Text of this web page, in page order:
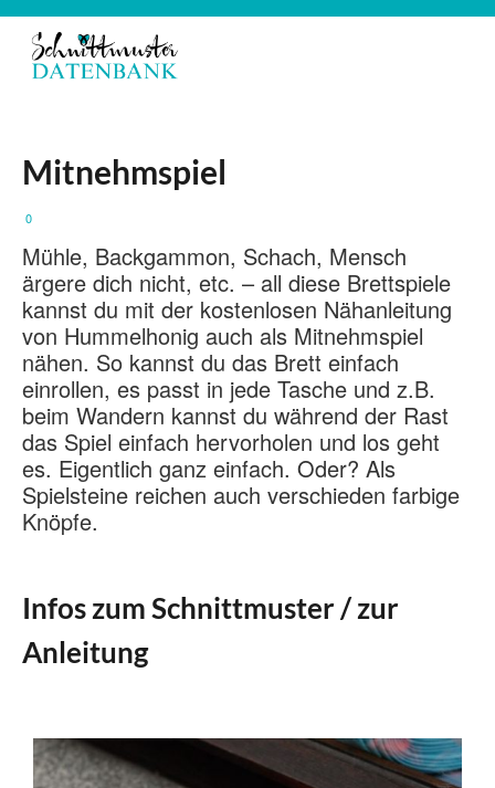
Mitnehmspiel
0
Mühle, Backgammon, Schach, Mensch
ärgere dich nicht, etc. – all diese Brettspiele
kannst du mit der kostenlosen Nähanleitung
von Hummelhonig auch als Mitnehmspiel
nähen. So kannst du das Brett einfach
einrollen, es passt in jede Tasche und z.B.
beim Wandern kannst du während der Rast
das Spiel einfach hervorholen und los geht
es. Eigentlich ganz einfach. Oder? Als
Spielsteine reichen auch verschieden farbige
Knöpfe.
Infos zum Schnittmuster / zur
Anleitung